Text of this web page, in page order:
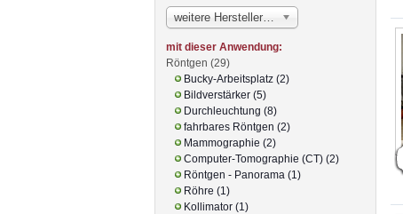
weitere Hersteller…
mit dieser Anwendung:
Röntgen (29)
Bucky-Arbeitsplatz (2)
Bildverstärker (5)
Durchleuchtung (8)
fahrbares Röntgen (2)
Mammographie (2)
Computer-Tomographie (CT) (2)
Röntgen - Panorama (1)
Röhre (1)
Kollimator (1)